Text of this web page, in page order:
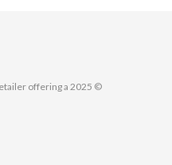
offering a